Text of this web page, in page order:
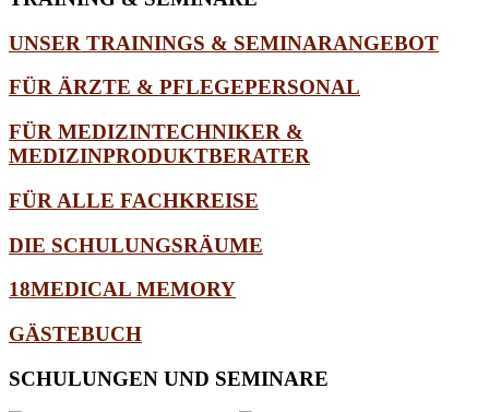
UNSER TRAININGS & SEMINARANGEBOT
FÜR ÄRZTE & PFLEGEPERSONAL
FÜR MEDIZINTECHNIKER &
MEDIZINPRODUKTBERATER
FÜR ALLE FACHKREISE
DIE SCHULUNGSRÄUME
18MEDICAL MEMORY
GÄSTEBUCH
SCHULUNGEN UND SEMINARE